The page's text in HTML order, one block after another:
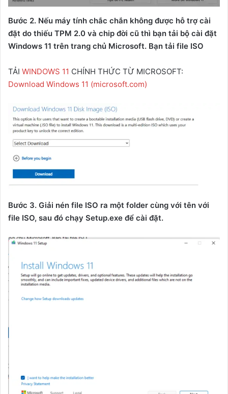
Bước 2. Nếu máy tính chắc chắn không được hỗ trợ cài
đặt do thiếu TPM 2.0 và chip đời cũ thì bạn tải bộ cài đặt
Windows 11 trên trang chủ Microsoft. Bạn tải file ISO
TẢI WINDOWS 11 CHÍNH THỨC TỪ MICROSOFT:
Download Windows 11 (microsoft.com)
Bước 3. Giải nén file ISO ra một folder cùng với tên với
file ISO, sau đó chạy Setup.exe để cài đặt.